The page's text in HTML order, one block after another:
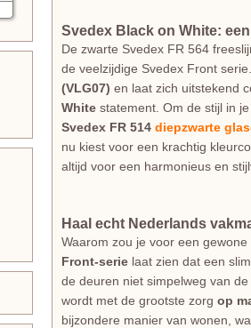
Svedex Black on White:
De zwarte Svedex FR 564
de veelzijdige Svedex Front
(VLG07) en laat zich uitstekend
White statement. Om de stijl in
Svedex FR 514 diepzwarte
nu kiest voor een krachtig
altijd voor een harmonieus en
Haal echt Nederlands
Waarom zou je voor een
Front-serie laat zien dat een
de deuren niet simpelweg van
wordt met de grootste zorg op
bijzondere manier van wonen,